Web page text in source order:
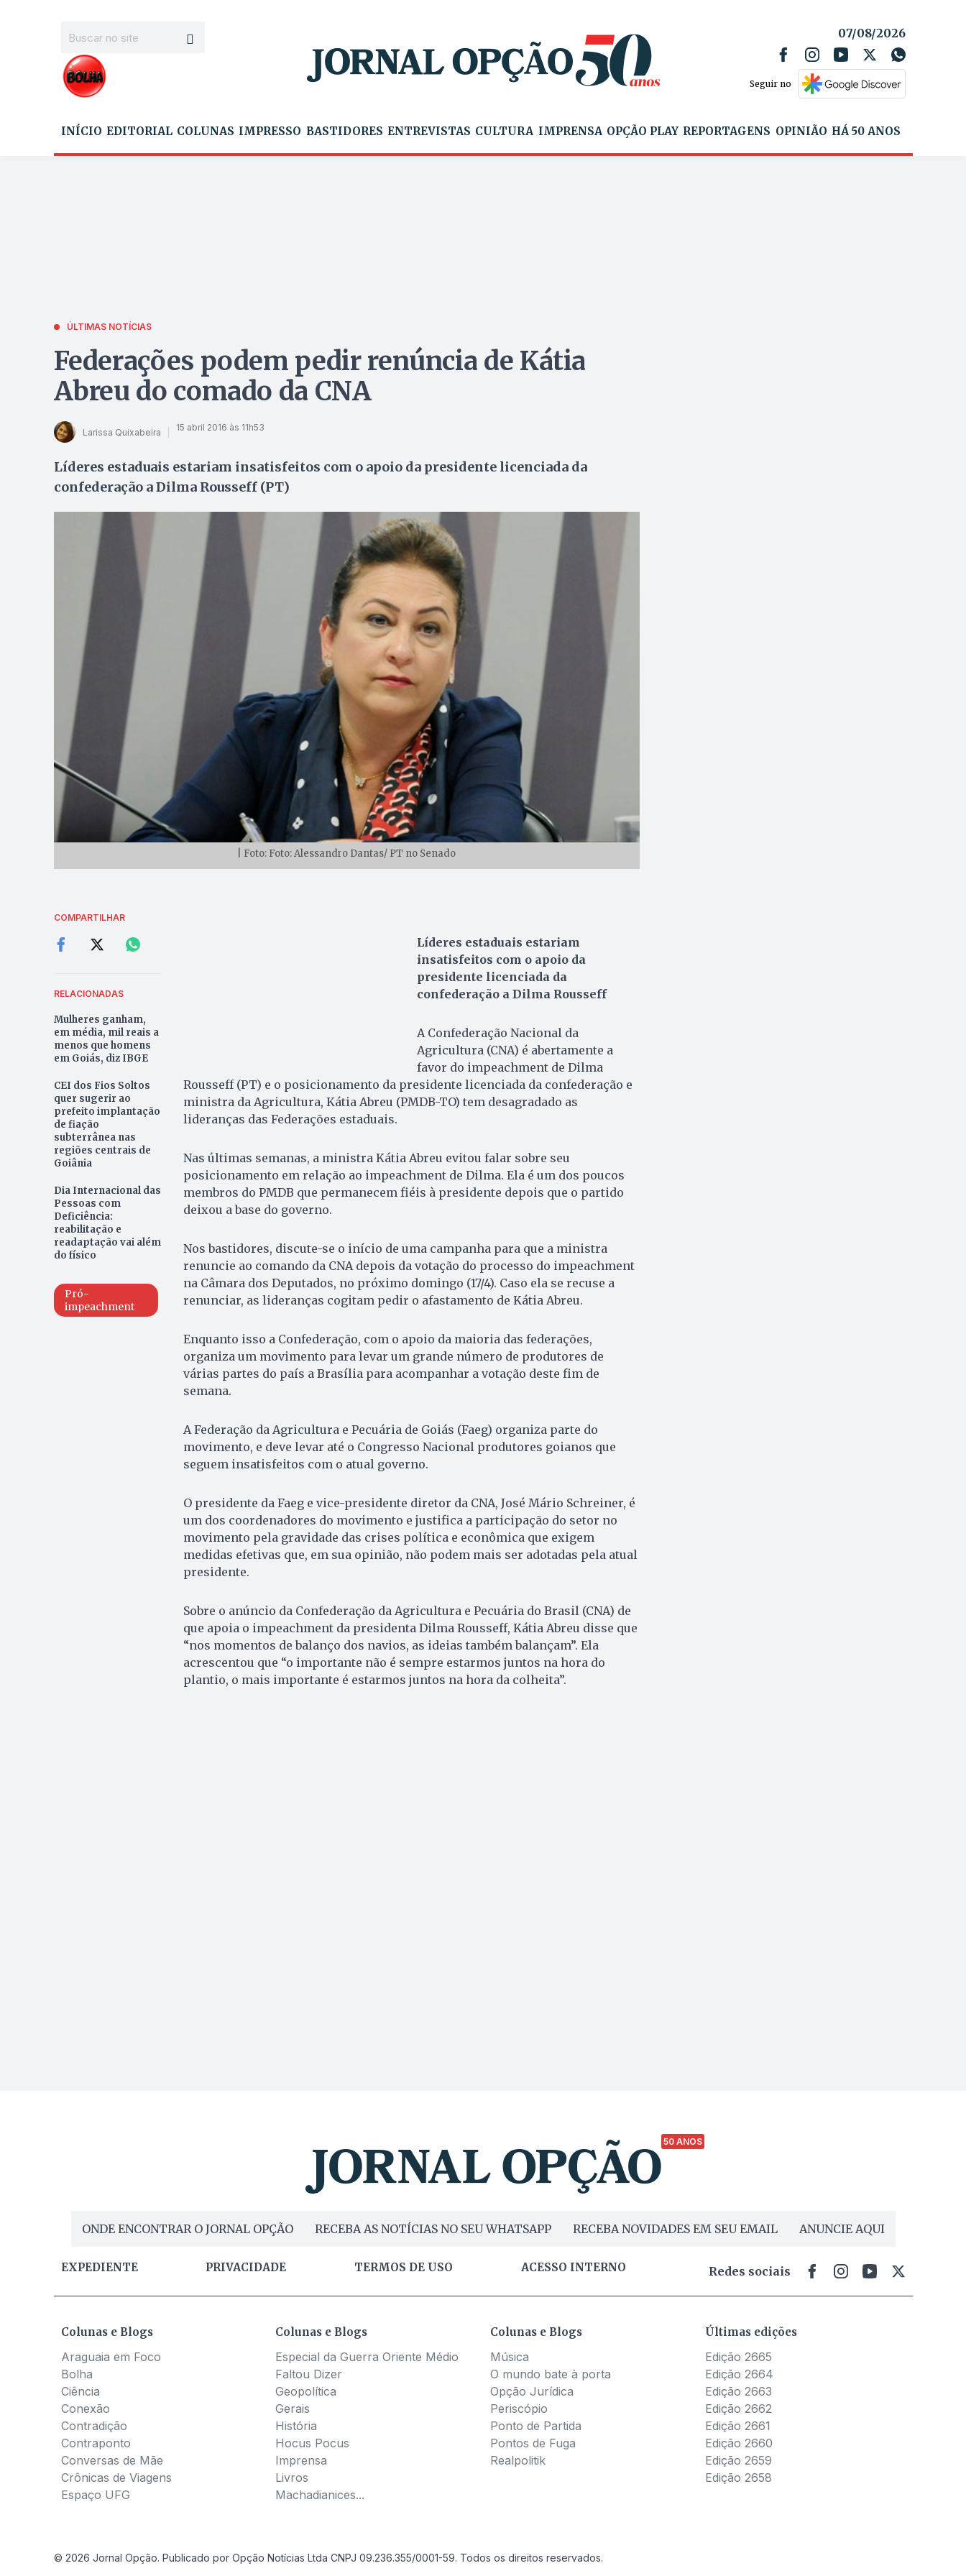
07/08/2026
Seguir no
INÍCIO EDITORIAL COLUNAS IMPRESSO BASTIDORES ENTREVISTAS CULTURA IMPRENSA OPÇÃO PLAY REPORTAGENS OPINIÃO HÁ 50 ANOS
ÚLTIMAS NOTÍCIAS
Federações podem pedir renúncia de Kátia
Abreu do comado da CNA
Larissa Quixabeira 15 abril 2016 às 11h53
Líderes estaduais estariam insatisfeitos com o apoio da presidente licenciada da
confederação a Dilma Rousseff (PT)
| Foto: Foto: Alessandro Dantas/ PT no Senado
COMPARTILHAR
RELACIONADAS
Mulheres ganham,
em média, mil reais a
menos que homens
em Goiás, diz IBGE
CEI dos Fios Soltos
quer sugerir ao
prefeito implantação
de fiação
subterrânea nas
regiões centrais de
Goiânia
Dia Internacional das
Pessoas com
Deficiência:
reabilitação e
readaptação vai além
do físico
Pró-
impeachment
Líderes estaduais estariam
insatisfeitos com o apoio da
presidente licenciada da
confederação a Dilma Rousseff
A Confederação Nacional da
Agricultura (CNA) é abertamente a
favor do impeachment de Dilma
Rousseff (PT) e o posicionamento da presidente licenciada da confederação e
ministra da Agricultura, Kátia Abreu (PMDB-TO) tem desagradado as
lideranças das Federações estaduais.
Nas últimas semanas, a ministra Kátia Abreu evitou falar sobre seu
posicionamento em relação ao impeachment de Dilma. Ela é um dos poucos
membros do PMDB que permanecem fiéis à presidente depois que o partido
deixou a base do governo.
Nos bastidores, discute-se o início de uma campanha para que a ministra
renuncie ao comando da CNA depois da votação do processo do impeachment
na Câmara dos Deputados, no próximo domingo (17/4). Caso ela se recuse a
renunciar, as lideranças cogitam pedir o afastamento de Kátia Abreu.
Enquanto isso a Confederação, com o apoio da maioria das federações,
organiza um movimento para levar um grande número de produtores de
várias partes do país a Brasília para acompanhar a votação deste fim de
semana.
A Federação da Agricultura e Pecuária de Goiás (Faeg) organiza parte do
movimento, e deve levar até o Congresso Nacional produtores goianos que
seguem insatisfeitos com o atual governo.
O presidente da Faeg e vice-presidente diretor da CNA, José Mário Schreiner, é
um dos coordenadores do movimento e justifica a participação do setor no
movimento pela gravidade das crises política e econômica que exigem
medidas efetivas que, em sua opinião, não podem mais ser adotadas pela atual
presidente.
Sobre o anúncio da Confederação da Agricultura e Pecuária do Brasil (CNA) de
que apoia o impeachment da presidenta Dilma Rousseff, Kátia Abreu disse que
“nos momentos de balanço dos navios, as ideias também balançam”. Ela
acrescentou que “o importante não é sempre estarmos juntos na hora do
plantio, o mais importante é estarmos juntos na hora da colheita”.
50 ANOS
ONDE ENCONTRAR O JORNAL OPÇÃO RECEBA AS NOTÍCIAS NO SEU WHATSAPP RECEBA NOVIDADES EM SEU EMAIL ANUNCIE AQUI
EXPEDIENTE PRIVACIDADE TERMOS DE USO ACESSO INTERNO Redes sociais
Colunas e Blogs
Araguaia em Foco
Bolha
Ciência
Conexão
Contradição
Contraponto
Conversas de Mãe
Crônicas de Viagens
Espaço UFG
Colunas e Blogs
Especial da Guerra Oriente Médio
Faltou Dizer
Geopolítica
Gerais
História
Hocus Pocus
Imprensa
Livros
Machadianices...
Colunas e Blogs
Música
O mundo bate à porta
Opção Jurídica
Periscópio
Ponto de Partida
Pontos de Fuga
Realpolitik
Últimas edições
Edição 2665
Edição 2664
Edição 2663
Edição 2662
Edição 2661
Edição 2660
Edição 2659
Edição 2658
© 2026 Jornal Opção. Publicado por Opção Notícias Ltda CNPJ 09.236.355/0001-59. Todos os direitos reservados.